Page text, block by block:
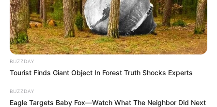
BUZZDAY
Tourist Finds Giant Object In Forest Truth Shocks Experts
BUZZDAY
Eagle Targets Baby Fox—Watch What The Neighbor Did Next